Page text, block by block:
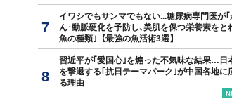
イワシでもサンマでもない...糖尿病専門医が｢
ん･動脈硬化を予防し､美肌を保つ栄養素をと
魚の種類｣【最強の魚活術3選】
習近平が｢愛国心｣を煽った不気味な結果…日
を撃退する｢抗日テーマパーク｣が中国各地に
る理由